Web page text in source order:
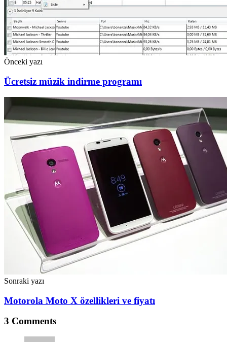
Önceki yazı
Ücretsiz müzik indirme programı
Sonraki yazı
Motorola Moto X özellikleri ve fiyatı
3 Comments